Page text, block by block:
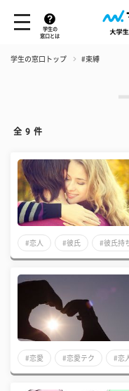
学生の
窓口とは
学生の窓口トップ #束縛
全 9 件
#恋人 #彼氏 #彼氏持
#恋愛 #恋愛テク #恋